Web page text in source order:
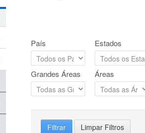
País Estados
Grandes Áreas Áreas
Filtrar Limpar Filtros